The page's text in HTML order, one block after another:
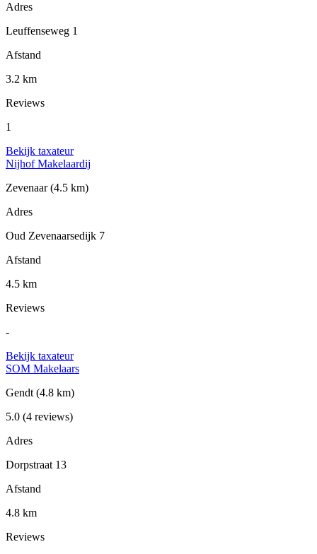
Adres
Leuffenseweg 1
Afstand
3.2 km
Reviews
1
Bekijk taxateur
Nijhof Makelaardij
Zevenaar(4.5 km)
Adres
Oud Zevenaarsedijk 7
Afstand
4.5 km
Reviews
-
Bekijk taxateur
SOM Makelaars
Gendt (4.8 km)
5.0 (4 reviews)
Adres
Dorpstraat 13
Afstand
4.8 km
Reviews